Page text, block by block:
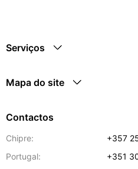
Serviços
Mapa do site
Contactos
Chipre:
+357
Portugal:
+351